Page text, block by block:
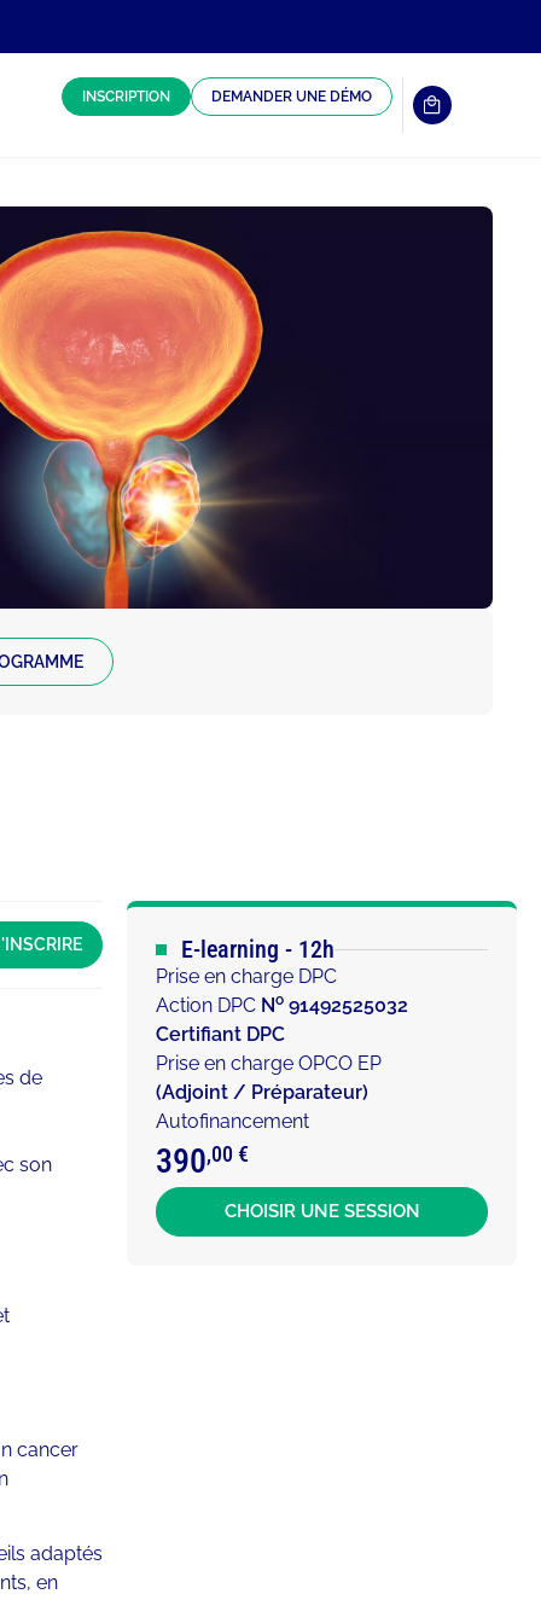
INSCRIPTION DEMANDER UNE DÉMO
de
son
cancer
adaptés
en
E-learning - 12h
Prise en charge DPC
Action DPC No 91492525032
Certifiant DPC
Prise en charge OPCO EP
(Adjoint / Préparateur)
Autofinancement
390,00 €
CHOISIR UNE SESSION